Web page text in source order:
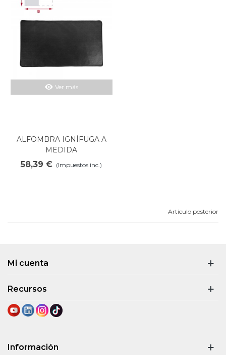
Ver más
ALFOMBRA IGNÍFUGA A
MEDIDA
58,39 € (Impuestos inc.)
Artículo posterior
Mi cuenta
Recursos
Información